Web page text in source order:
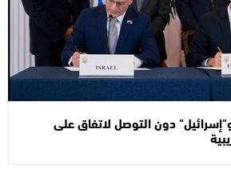
و"إسرائيل" دون التوصل لاتفاق على